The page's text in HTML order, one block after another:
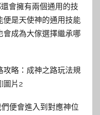
會擁有兩個通用的技
便是天使神的通用技能
成為大傢選擇繼承哪
便會進入到對應神位